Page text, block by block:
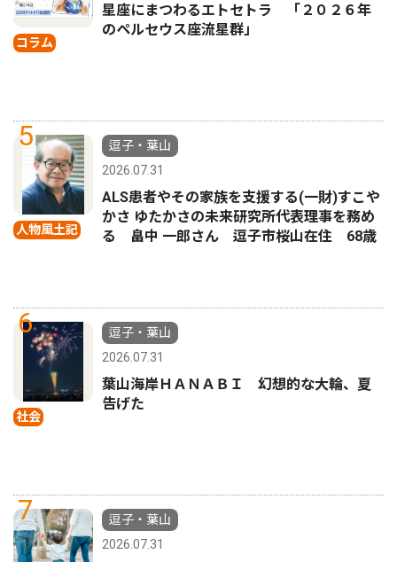
コラム
星座にまつわるエトセトラ 「２０２６年
のペルセウス座流星群」
5
人物風土記
逗子・葉山
2026.07.31
ALS患者やその家族を支援する(一財)すこや
かさ ゆたかさの未来研究所代表理事を務め
る 畠中 一郎さん 逗子市桜山在住 68歳
6
社会
逗子・葉山
2026.07.31
葉山海岸ＨＡＮＡＢＩ 幻想的な大輪、夏
告げた
7
逗子・葉山
2026.07.31